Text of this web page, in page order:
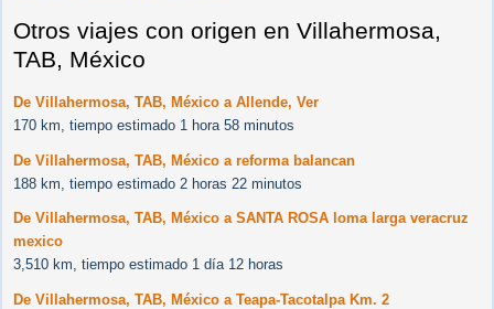
Otros viajes con origen en Villahermosa,
TAB, México
De Villahermosa, TAB, México a Allende, Ver
170 km, tiempo estimado 1 hora 58 minutos
De Villahermosa, TAB, México a reforma balancan
188 km, tiempo estimado 2 horas 22 minutos
De Villahermosa, TAB, México a SANTA ROSA loma larga veracruz
mexico
3,510 km, tiempo estimado 1 día 12 horas
De Villahermosa, TAB, México a Teapa-Tacotalpa Km. 2